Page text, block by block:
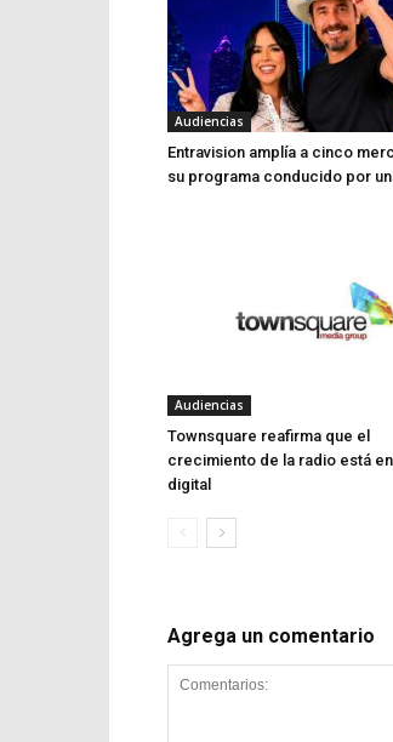
Audiencias
Entravision amplía a cinco
su programa conducido por
Audiencias
Townsquare reafirma que el
crecimiento de la radio está
digital
Agrega un comentario